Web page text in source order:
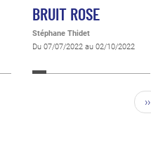
BRUIT ROSE
Stéphane Thidet
Du 07/07/2022 au 02/10/2022
››